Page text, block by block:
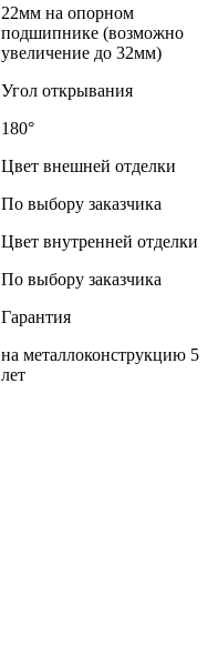
22мм на опорном
подшипнике (возможно
увеличение до 32мм)
Угол открывания
180°
Цвет внешней отделки
По выбору заказчика
Цвет внутренней отделки
По выбору заказчика
Гарантия
на металлоконструкцию 5
лет